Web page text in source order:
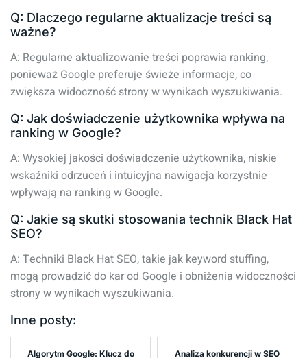
Q: Dlaczego regularne aktualizacje treści są
ważne?
A: Regularne aktualizowanie treści poprawia ranking,
ponieważ Google preferuje świeże informacje, co
zwiększa widoczność strony w wynikach wyszukiwania.
Q: Jak doświadczenie użytkownika wpływa na
ranking w Google?
A: Wysokiej jakości doświadczenie użytkownika, niskie
wskaźniki odrzuceń i intuicyjna nawigacja korzystnie
wpływają na ranking w Google.
Q: Jakie są skutki stosowania technik Black Hat
SEO?
A: Techniki Black Hat SEO, takie jak keyword stuffing,
mogą prowadzić do kar od Google i obniżenia widoczności
strony w wynikach wyszukiwania.
Inne posty:
Algorytm Google: Klucz do
Analiza konkurencji w SEO